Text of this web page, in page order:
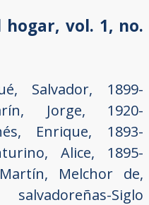
vol. 1, no.
Salvador, 1899-
Jorge, 1920-
Enrique, 1893-
Alice, 1895-
Melchor de,
Siglo